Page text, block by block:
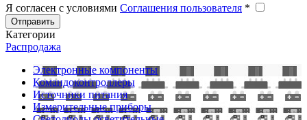
Я согласен с условиями Соглашения пользователя *
Отправить
Категории
Распродажа
Электронные компоненты
Командоконтроллеры
Источники питания
Измерительные приборы